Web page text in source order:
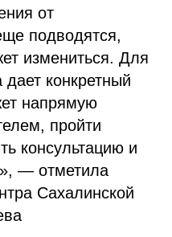
от
подводятся,
измениться. Для
конкретный
напрямую
пройти
консультацию и
— отметила
Сахалинской